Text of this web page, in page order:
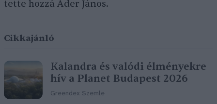
tette hozzá Áder János.
Cikkajánló
Kalandra és valódi élményekre
hív a Planet Budapest 2026
Greendex Szemle